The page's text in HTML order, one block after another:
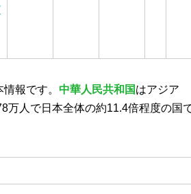
報です。 中華人民共和国はアジア
万人で日本全体の約11.4倍程度の国